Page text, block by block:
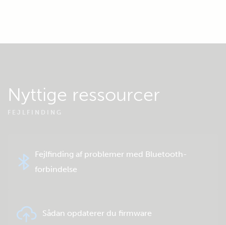
Nyttige ressourcer
FEJLFINDING
Fejlfinding af problemer med Bluetooth-
forbindelse
Sådan opdaterer du firmware